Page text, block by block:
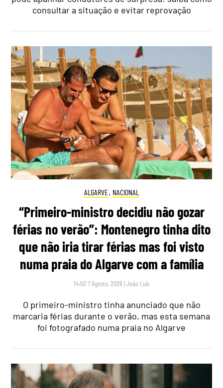
consultar a situação e evitar reprovação
ALGARVE, NACIONAL
“Primeiro-ministro decidiu não gozar
férias no verão”: Montenegro tinha dito
que não iria tirar férias mas foi visto
numa praia do Algarve com a família
14:50 7 Agosto, 2026 |João Luís
O primeiro-ministro tinha anunciado que não
marcaria férias durante o verão, mas esta semana
foi fotografado numa praia no Algarve